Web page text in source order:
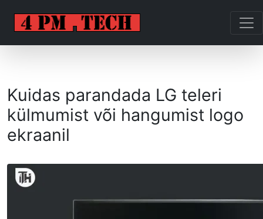
Kuidas parandada LG teleri
külmumist või hangumist logo
ekraanil